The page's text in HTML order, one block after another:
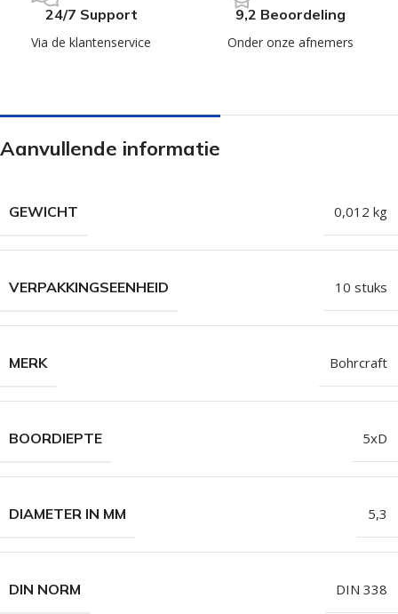
24/7 Support
Via de klantenservice
9,2 Beoordeling
Onder onze afnemers
Aanvullende informatie
GEWICHT 0,012 kg
VERPAKKINGSEENHEID 10 stuks
MERK Bohrcraft
BOORDIEPTE 5xD
DIAMETER IN MM 5,3
DIN NORM DIN 338